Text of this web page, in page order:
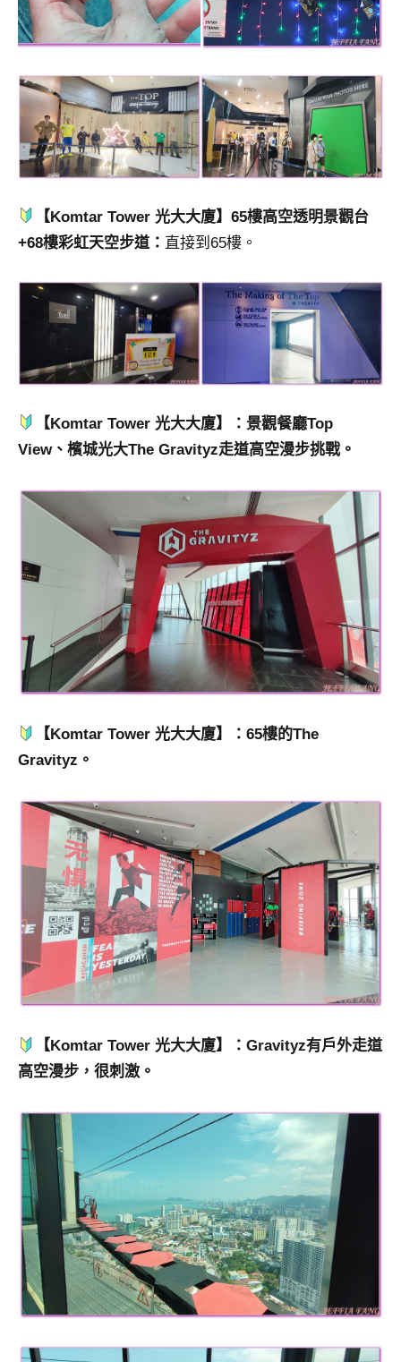
【Komtar Tower 光大大廈】65樓高空透明景觀台
+68樓彩虹天空步道： 直接到65樓。
【Komtar Tower 光大大廈】：景觀餐廳Top
View、檳城光大The Gravityz走道高空漫步挑戰。
【Komtar Tower 光大大廈】：65樓的The
Gravityz。
【Komtar Tower 光大大廈】：Gravityz有戶外走道
高空漫步，很刺激。